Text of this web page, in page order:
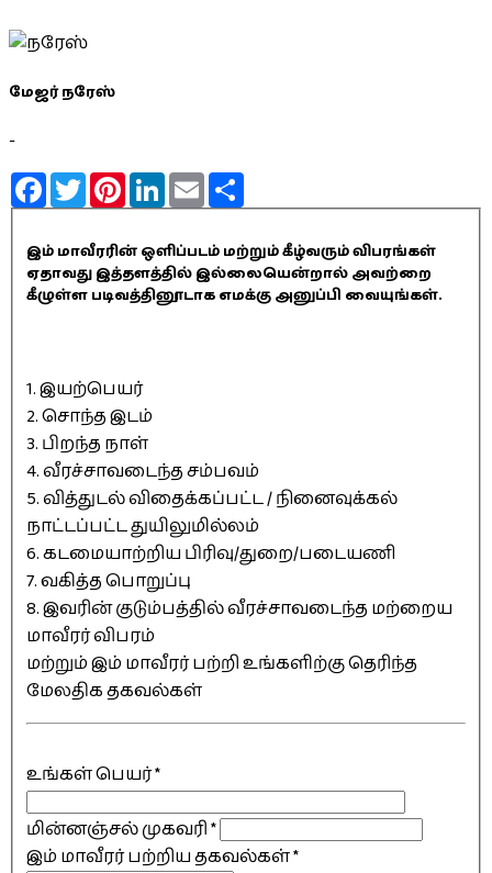
மேஜர் நரேஸ்
-
FacebookTwitterPinterestLinkedInEmail
இம் மாவீரரின் ஒளிப்படம் மற்றும் கீழ்வரும் விபரங்கள்
ஏதாவது இத்தளத்தில் இல்லையென்றால் அவற்றை
கீழுள்ள படிவத்தினூடாக எமக்கு அனுப்பி வையுங்கள்.
1. இயற்பெயர்
2. சொந்த இடம்
3. பிறந்த நாள்
4. வீரச்சாவடைந்த சம்பவம்
5. வித்துடல் விதைக்கப்பட்ட / நினைவுக்கல்
நாட்டப்பட்ட துயிலுமில்லம்
6. கடமையாற்றிய பிரிவு/துறை/படையணி
7. வகித்த பொறுப்பு
8. இவரின் குடும்பத்தில் வீரச்சாவடைந்த மற்றைய
மாவீரர் விபரம்
மற்றும் இம் மாவீரர் பற்றி உங்களிற்கு தெரிந்த
மேலதிக தகவல்கள்
உங்கள் பெயர்*
மின்னஞ்சல் முகவரி*
இம் மாவீரர் பற்றிய தகவல்கள்*